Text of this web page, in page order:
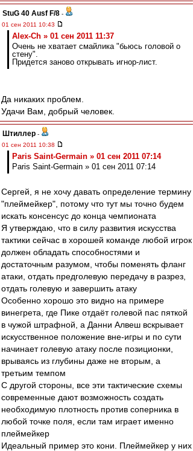
StuG 40 Ausf F/8 -
01 сен 2011 10:43
Alex-Ch » 01 сен 2011 11:37
Очень не хватает смайлика "бьюсь головой о
стену".
Придется заново открывать игнор-лист.
Да никаких проблем.
Удачи Вам, добрый человек.
Штиллер -
01 сен 2011 10:38
Paris Saint-Germain » 01 сен 2011 07:14
Paris Saint-Germain » 01 сен 2011 07:14
Сергей, я не хочу давать определение термину
"плеймейкер", потому что тут мы точно будем
искать консенсус до конца чемпионата
Я утверждаю, что в силу развития искусства
тактики сейчас в хорошей команде любой игрок
должен обладать способностями и
достаточным разумом, чтобы поменять фланг
атаки, отдать предголевую передачу в разрез,
отдать голевую и завершить атаку
Особенно хорошо это видно на примере
винегрета, где Пике отдаёт голевой пас пяткой
в чужой штрафной, а Данни Алвеш вскрывает
искусственное положение вне-игры и по сути
начинает голевую атаку после позиционки,
врываясь из глубины даже не вторым, а
третьим темпом
С другой стороны, все эти тактические схемы
современные дают возможность создать
необходимую плотность против соперника в
любой точке поля, если там играет именно
плеймейкер
Идеальный пример это кони. Плеймейкер у них